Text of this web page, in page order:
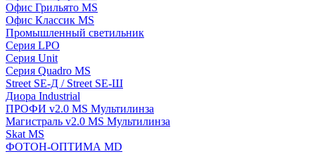
Офис Грильято MS
Офис Классик MS
Промышленный светильник
Серия LPO
Серия Unit
Серия Quadro MS
Street SE-Д / Street SE-Ш
Диора Industrial
ПРОФИ v2.0 MS Мультилинза
Магистраль v2.0 MS Мультилинза
Skat MS
ФОТОН-ОПТИМА MD